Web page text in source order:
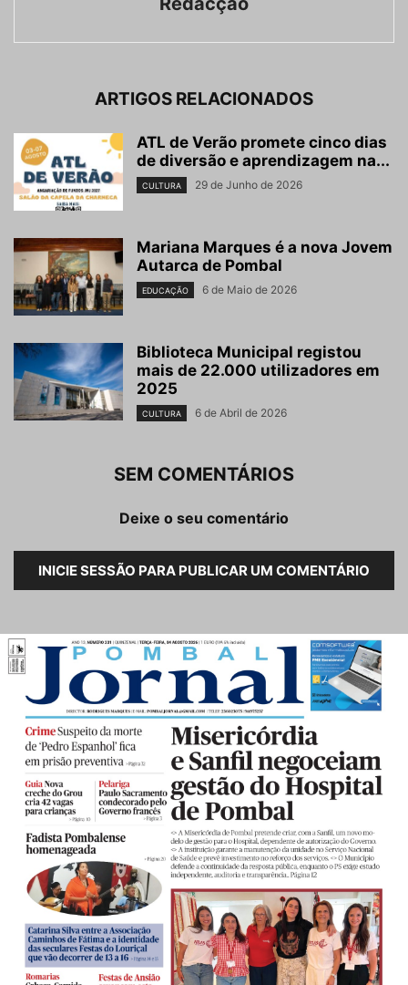
ARTIGOS RELACIONADOS
ATL de Verão promete cinco dias
de diversão e aprendizagem na...
CULTURA 29 de Junho de 2026
Mariana Marques é a nova Jovem
Autarca de Pombal
EDUCAÇÃO 6 de Maio de 2026
Biblioteca Municipal registou
mais de 22.000 utilizadores em
2025
CULTURA 6 de Abril de 2026
SEM COMENTÁRIOS
Deixe o seu comentário
INICIE SESSÃO PARA PUBLICAR UM COMENTÁRIO